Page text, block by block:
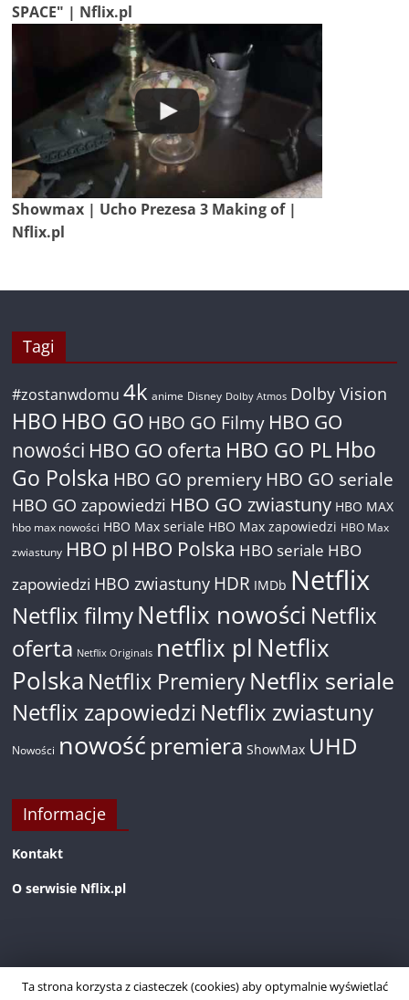
SPACE" | Nflix.pl
Showmax | Ucho Prezesa 3 Making of |
Nflix.pl
Tagi
#zostanwdomu 4k anime Disney Dolby Atmos Dolby Vision
HBO HBO GO HBO GO Filmy HBO GO
nowości HBO GO oferta HBO GO PL Hbo
Go Polska HBO GO premiery HBO GO seriale
HBO GO zapowiedzi HBO GO zwiastuny HBO MAX
hbo max nowości HBO Max seriale HBO Max zapowiedzi HBO Max
zwiastuny HBO pl HBO Polska HBO seriale HBO
zapowiedzi HBO zwiastuny HDR IMDb Netflix
Netflix filmyNetflix nowości Netflix
oferta Netflix Originals netflix pl Netflix
Polska Netflix PremieryNetflix seriale
Netflix zapowiedzi Netflix zwiastuny
Nowości nowość premiera ShowMax UHD
Informacje
Kontakt
O serwisie Nflix.pl
Ta strona korzysta z ciasteczek (cookies) aby optymalnie wyświetlać